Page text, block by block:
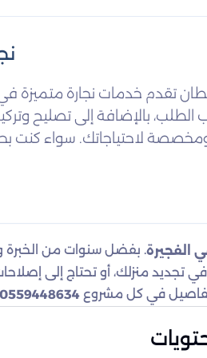
تقدم خدمات نجارة متميزة
بالإضافة إلى تصليح
لاحتياجاتك. سواء كنت
الفجيرة. بفضل سنوات من الخبرة
في تجديد منزلك، أو تحتاج إلى
في كل مشروع 0559448634